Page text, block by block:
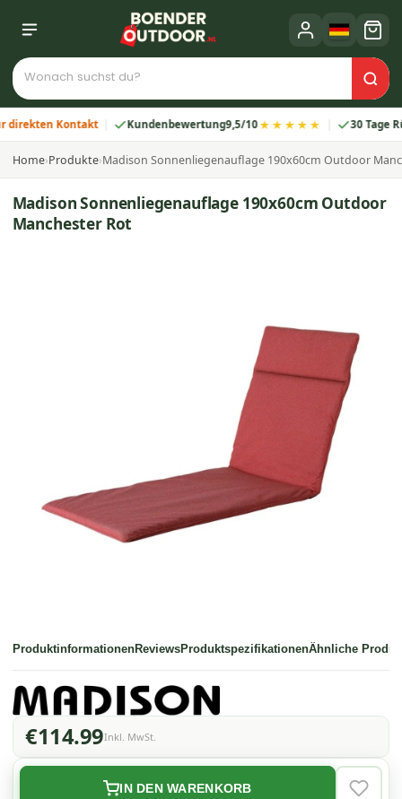
Kontakt Kundenbewertung9,5/10★★★★★ 30 Tage
Home›Produkte›Madison Sonnenliegenauflage 190x60cm Outdoor
Madison Sonnenliegenauflage 190x60cm Outdoor
Manchester Rot
ProduktinformationenReviewsProduktspezifikationenÄhnliche
€114.99Inkl. MwSt.
IN DEN WARENKORB